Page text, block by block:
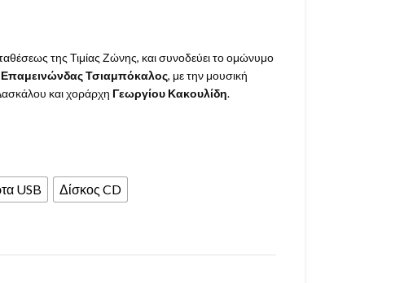
της Τιμίας Ζώνης, και συνοδεύει το ομώνυμο
Επαμεινώνδας Τσιαμπόκαλος, με την μουσική
και χοράρχη Γεωργίου Κακουλίδη.
USB Δίσκος CD